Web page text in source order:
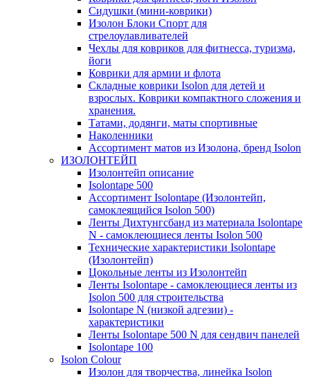
Сидушки (мини-коврики)
Изолон Блоки Спорт для
стрелоулавливателей
Чехлы для ковриков для фитнесса, туризма,
йоги
Коврики для армии и флота
Складные коврики Isolon для детей и
взрослых. Коврики компактного сложения и
хранения.
Татами, додянги, маты спортивные
Наколенники
Ассортимент матов из Изолона, бренд Isolon
ИЗОЛОНТЕЙП
Изолонтейп описание
Isolontape 500
Ассортимент Isolontape (Изолонтейп,
самоклеящийся Isolon 500)
Ленты Дихтунгсбанд из материала Isolontape
N - самоклеющиеся ленты Isolon 500
Технические характеристики Isolontape
(Изолонтейп)
Цокольные ленты из Изолонтейп
Ленты Isolontape - самоклеющиеся ленты из
Isolon 500 для строительства
Isolontape N (низкой адгезии) -
характеристики
Ленты Isolontape 500 N для сендвич панелей
Isolontape 100
Isolon Colour
Изолон для творчества, линейка Isolon